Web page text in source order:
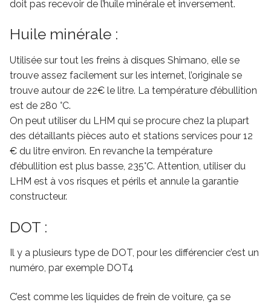
doit pas recevoir de l’huile minérale et inversement.
Huile minérale :
Utilisée sur tout les freins à disques Shimano, elle se
trouve assez facilement sur les internet, l’originale se
trouve autour de 22€ le litre. La température d’ébullition
est de 280 °C.
On peut utiliser du LHM qui se procure chez la plupart
des détaillants pièces auto et stations services pour 12
€ du litre environ. En revanche la température
d’ébullition est plus basse, 235°C. Attention, utiliser du
LHM est à vos risques et périls et annule la garantie
constructeur.
DOT :
Il y a plusieurs type de DOT, pour les différencier c’est un
numéro, par exemple DOT4
C’est comme les liquides de frein de voiture, ça se